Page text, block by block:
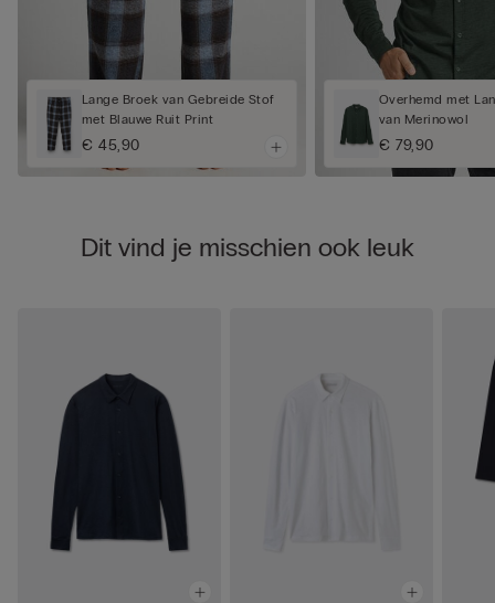
Lange Broek van Gebreide Stof
met Blauwe Ruit Print
€ 45,90
Overhemd met
van Merinowol
€ 79,90
Dit vind je misschien ook leuk